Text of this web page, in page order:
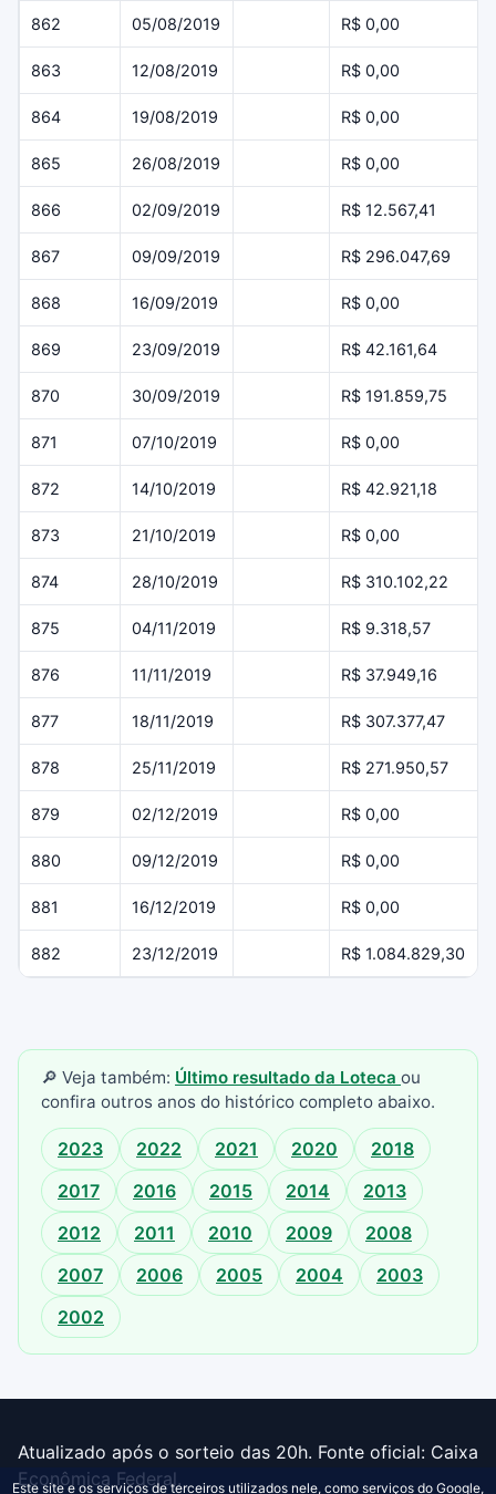
862 05/08/2019 R$ 0,00
863 12/08/2019 R$ 0,00
864 19/08/2019 R$ 0,00
865 26/08/2019 R$ 0,00
866 02/09/2019 R$ 12.567,41
867 09/09/2019 R$ 296.047,69
868 16/09/2019 R$ 0,00
869 23/09/2019 R$ 42.161,64
870 30/09/2019 R$ 191.859,75
871 07/10/2019 R$ 0,00
872 14/10/2019 R$ 42.921,18
873 21/10/2019 R$ 0,00
874 28/10/2019 R$ 310.102,22
875 04/11/2019 R$ 9.318,57
876 11/11/2019 R$ 37.949,16
877 18/11/2019 R$ 307.377,47
878 25/11/2019 R$ 271.950,57
879 02/12/2019 R$ 0,00
880 09/12/2019 R$ 0,00
881 16/12/2019 R$ 0,00
882 23/12/2019 R$ 1.084.829,30
🔎 Veja também: Último resultado da Loteca ou
confira outros anos do histórico completo abaixo.
2023 2022 2021 2020
2018
2017
2016 2015 2014
2013
2012
2011 2010 2009
2008
2007
2006 2005 2004
2003
2002
Atualizado após o sorteio das 20h. Fonte oficial: Caixa
Econômica Federal.
Este site e os serviços de terceiros utilizados nele, como serviços do Google,